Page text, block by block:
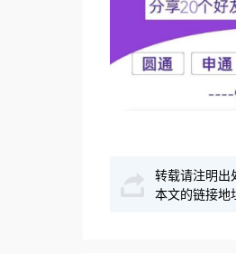
转载请注明出
本文的链接地